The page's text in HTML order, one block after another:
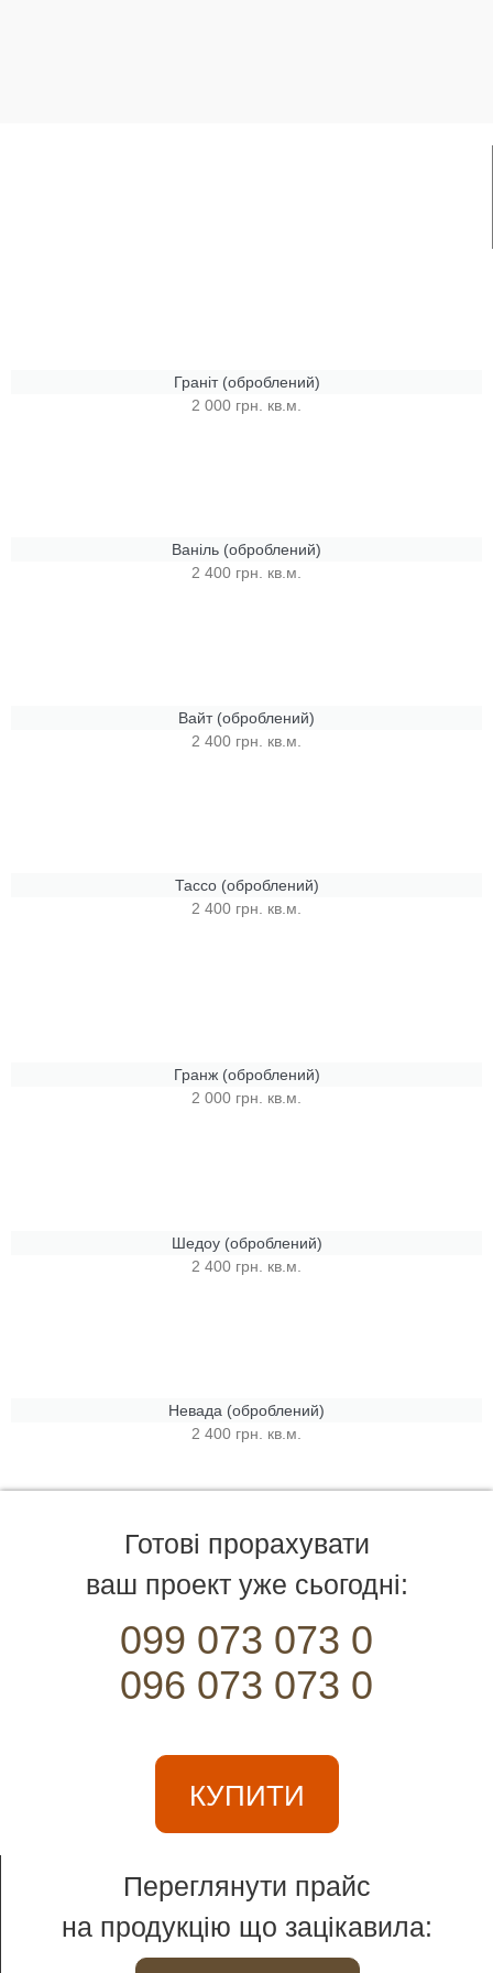
Граніт (оброблений)
2 000 грн. кв.м.
Ваніль (оброблений)
2 400 грн. кв.м.
Вайт (оброблений)
2 400 грн. кв.м.
Тассо (оброблений)
2 400 грн. кв.м.
Гранж (оброблений)
2 000 грн. кв.м.
Шедоу (оброблений)
2 400 грн. кв.м.
Невада (оброблений)
2 400 грн. кв.м.
Готові прорахувати
ваш проект уже сьогодні:
099 073 073 0
096 073 073 0
КУПИТИ
Переглянути прайс
на продукцію що зацікавила: